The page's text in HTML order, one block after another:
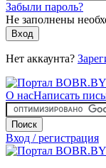
Забыли пароль?
Не заполнены
Вход
Нет аккаунта?
О насНаписать
Поиск
Вход / регистрация